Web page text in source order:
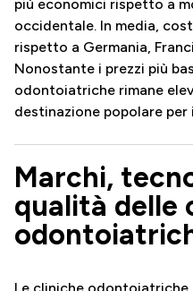
più economici rispetto a
occidentale. In media,
rispetto a Germania,
Nonostante i prezzi più
odontoiatriche rimane
destinazione popolare
Marchi,
qualità delle